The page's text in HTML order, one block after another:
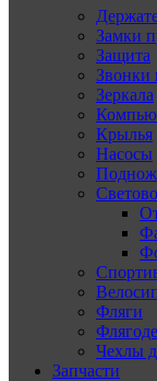
Замки
Защита
Звонки
Зеркала
Крылья
Насосы
Фляги
Чехлы
Запчасти